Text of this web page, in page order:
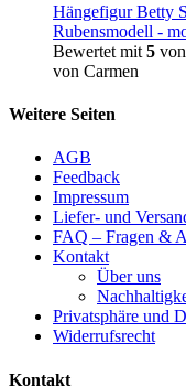
Hängefigur Betty
Rubensmodell -
Bewertet mit 5
von Carmen
Weitere Seiten
AGB
Feedback
Impressum
Liefer- und
FAQ – Fragen &
Kontakt
Über uns
Privatsphäre und
Widerrufsrecht
Kontakt